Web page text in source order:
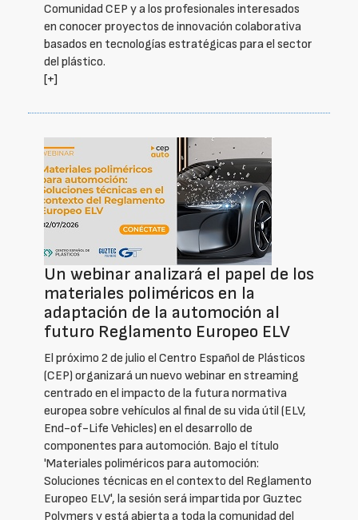
Comunidad CEP y a los profesionales interesados
en conocer proyectos de innovación colaborativa
basados en tecnologías estratégicas para el sector
del plástico.
[+]
Un webinar analizará el papel de los
materiales poliméricos en la
adaptación de la automoción al
futuro Reglamento Europeo ELV
El próximo 2 de julio el Centro Español de Plásticos
(CEP) organizará un nuevo webinar en streaming
centrado en el impacto de la futura normativa
europea sobre vehículos al final de su vida útil (ELV,
End-of-Life Vehicles) en el desarrollo de
componentes para automoción. Bajo el título
'Materiales poliméricos para automoción:
Soluciones técnicas en el contexto del Reglamento
Europeo ELV', la sesión será impartida por Guztec
Polymers y está abierta a toda la comunidad del